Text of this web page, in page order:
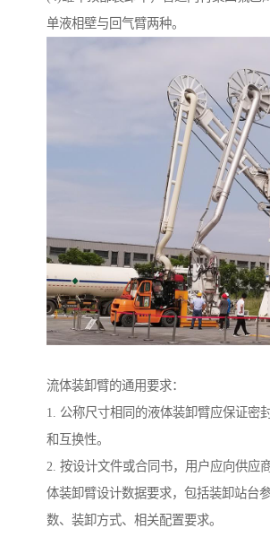
单液相壁与回气臂两种。
流体装卸臂的通用要求：
1. 公称尺寸相同的液体装卸臂应保证密
和互换性。
2. 按设计文件或合同书，用户应向供应
体装卸臂设计数据要求，包括装卸站台
数、装卸方式、相关配置要求。